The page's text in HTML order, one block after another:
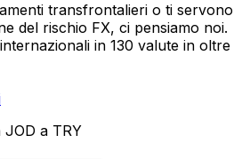
transfrontalieri o ti servono
del rischio FX, ci pensiamo noi.
in 130 valute in oltre
JOD a TRY